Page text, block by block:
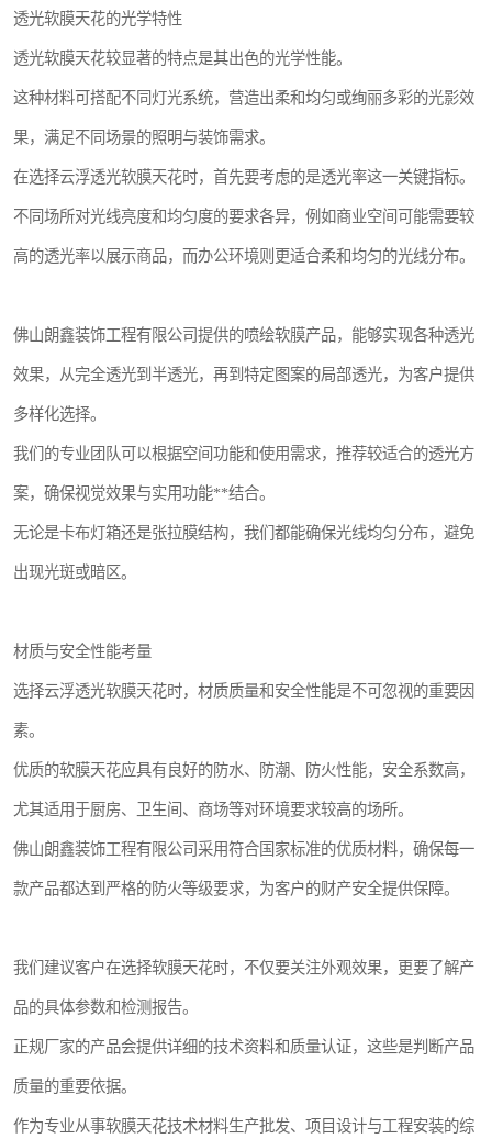
透光软膜天花的光学特性
透光软膜天花较显著的特点是其出色的光学性能。
这种材料可搭配不同灯光系统，营造出柔和均匀或绚丽多彩的光影效
果，满足不同场景的照明与装饰需求。
在选择云浮透光软膜天花时，首先要考虑的是透光率这一关键指标。
不同场所对光线亮度和均匀度的要求各异，例如商业空间可能需要较
高的透光率以展示商品，而办公环境则更适合柔和均匀的光线分布。
佛山朗鑫装饰工程有限公司提供的喷绘软膜产品，能够实现各种透光
效果，从完全透光到半透光，再到特定图案的局部透光，为客户提供
多样化选择。
我们的专业团队可以根据空间功能和使用需求，推荐较适合的透光方
案，确保视觉效果与实用功能**结合。
无论是卡布灯箱还是张拉膜结构，我们都能确保光线均匀分布，避免
出现光斑或暗区。
材质与安全性能考量
选择云浮透光软膜天花时，材质质量和安全性能是不可忽视的重要因
素。
优质的软膜天花应具有良好的防水、防潮、防火性能，安全系数高，
尤其适用于厨房、卫生间、商场等对环境要求较高的场所。
佛山朗鑫装饰工程有限公司采用符合国家标准的优质材料，确保每一
款产品都达到严格的防火等级要求，为客户的财产安全提供保障。
我们建议客户在选择软膜天花时，不仅要关注外观效果，更要了解产
品的具体参数和检测报告。
正规厂家的产品会提供详细的技术资料和质量认证，这些是判断产品
质量的重要依据。
作为专业从事软膜天花技术材料生产批发、项目设计与工程安装的综